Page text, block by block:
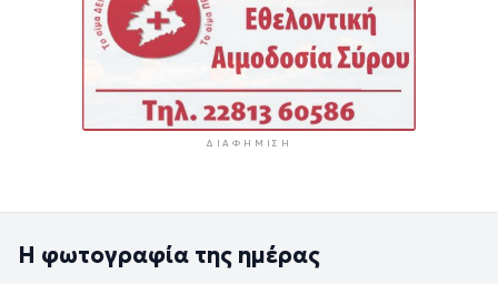
ΔΙΑΦΉΜΙΣΗ
Η φωτογραφία της ημέρας